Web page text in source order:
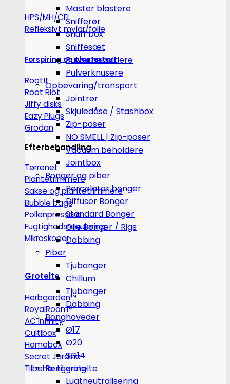
HPS/MH/CFL
Refleksivt mylar/folie
Forspiring og plantestart
Root!t
Root Riot
Jiffy disks
Eazy Plugs
Grodan
Efterbehandling
Tørrenet
Plantetrimmere
Sakse og plantetrimmere
Bubble bags
Pollenpressere
Fugtighedsregulering
Mikroskoper
Grotelte
Herbgarden™
RoyalRoom®
AC infinity
Cultibox
Homebox
Secret Jardine
Tilbehør til grotelte
Master blastere
Snifferør
Snuff box
Sniffesæt
Pulverbeholdere
Pulverknusere
Opbevaring/transport
Jointrør
Skjuledåse / Stashbox
Zip-poser
NO SMELL | Zip-poser
Vacuum beholdere
Jointbox
Bonger og piber
Percolator bonger
Diffuser Bonger
Standard Bonger
Olie Bonger / Rigs
Dabbing
Piber
Tjubanger
Chillum
Tjubanger
Dabbing
Bonghoveder
Ø17
Ø20
SG14
Rengøring
Lugtneutralisering